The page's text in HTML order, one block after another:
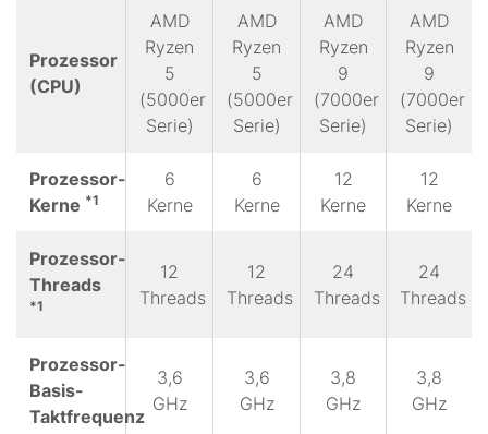
Prozessor
(CPU)
AMD
Ryzen
5
(5000er
Serie)
AMD
Ryzen
5
(5000er
Serie)
AMD
Ryzen
9
(7000er
Serie)
AMD
Ryzen
9
(7000er
Serie)
Prozessor-
Kerne *1
6
Kerne
6
Kerne
12
Kerne
12
Kerne
Prozessor-
Threads
*1
12
Threads
12
Threads
24
Threads
24
Threads
Prozessor-
Basis-
Taktfrequenz
3,6
GHz
3,6
GHz
3,8
GHz
3,8
GHz